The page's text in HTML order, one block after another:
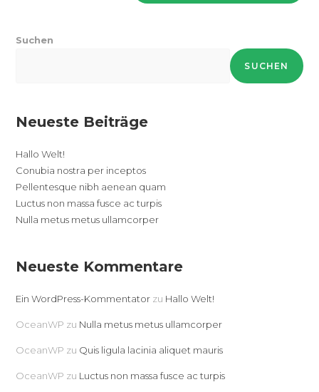
Suchen
SUCHEN
Neueste Beiträge
Hallo Welt!
Conubia nostra per inceptos
Pellentesque nibh aenean quam
Luctus non massa fusce ac turpis
Nulla metus metus ullamcorper
Neueste Kommentare
Ein WordPress-Kommentator zu Hallo Welt!
OceanWP zu Nulla metus metus ullamcorper
OceanWP zu Quis ligula lacinia aliquet mauris
OceanWP zu Luctus non massa fusce ac turpis